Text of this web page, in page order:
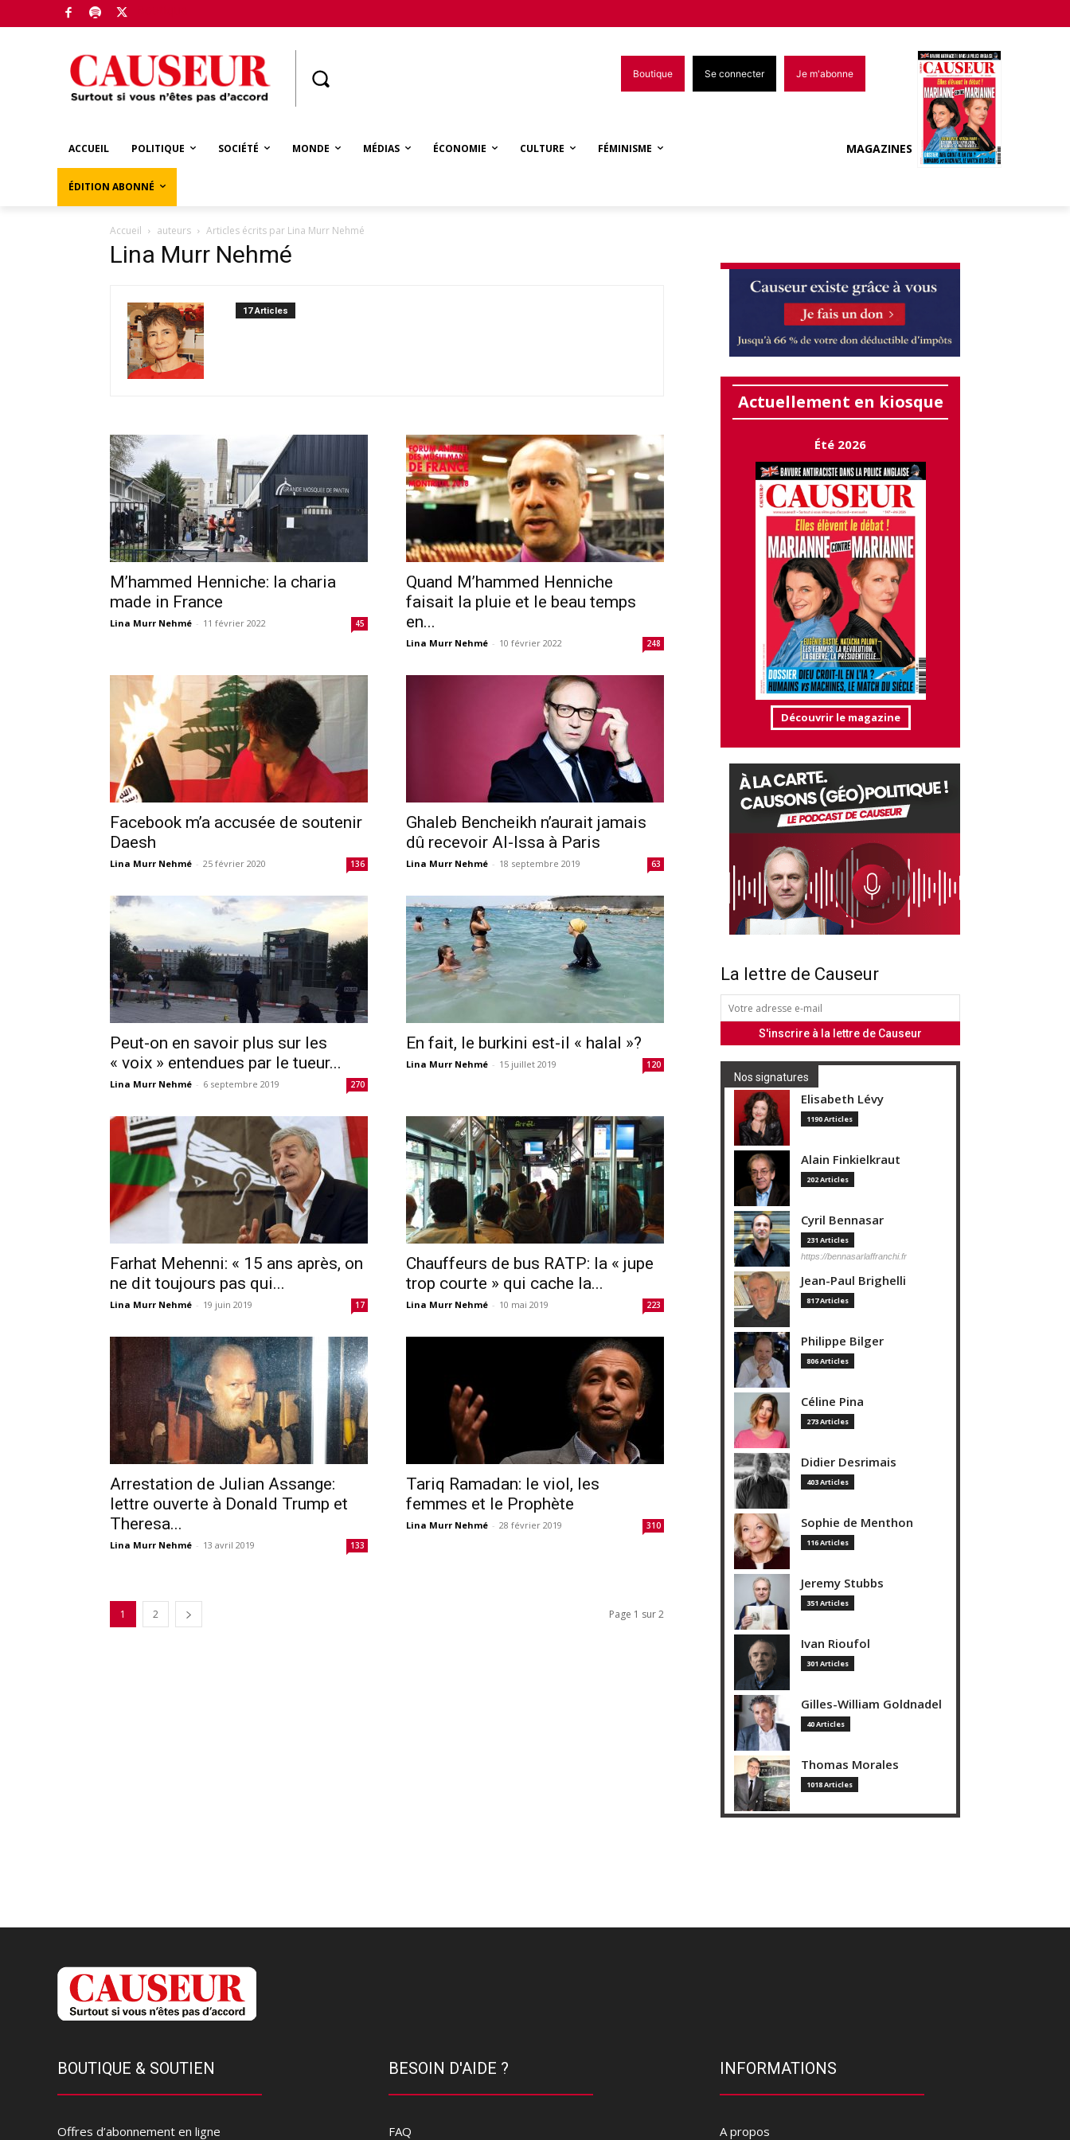
Boutique Se connecter Je m'abonne
ACCUEIL POLITIQUE SOCIÉTÉ MONDE MÉDIAS ÉCONOMIE CULTURE FÉMINISME
ÉDITION ABONNÉ
MAGAZINES
Accueil auteurs Articles écrits par Lina Murr Nehmé
Lina Murr Nehmé
17 Articles
M’hammed Henniche: la charia
made in France
Lina Murr Nehmé - 11 février 2022 45
Quand M’hammed Henniche
faisait la pluie et le beau temps
en...
Lina Murr Nehmé - 10 février 2022 248
Facebook m’a accusée de soutenir
Daesh
Lina Murr Nehmé - 25 février 2020 136
Ghaleb Bencheikh n’aurait jamais
dû recevoir Al-Issa à Paris
Lina Murr Nehmé - 18 septembre 2019 63
Peut-on en savoir plus sur les
« voix » entendues par le tueur...
Lina Murr Nehmé - 6 septembre 2019 270
En fait, le burkini est-il « halal »?
Lina Murr Nehmé - 15 juillet 2019 120
Farhat Mehenni: « 15 ans après, on
ne dit toujours pas qui...
Lina Murr Nehmé - 19 juin 2019 17
Chauffeurs de bus RATP: la « jupe
trop courte » qui cache la...
Lina Murr Nehmé - 10 mai 2019 223
Arrestation de Julian Assange:
lettre ouverte à Donald Trump et
Theresa...
Lina Murr Nehmé - 13 avril 2019 133
Tariq Ramadan: le viol, les
femmes et le Prophète
Lina Murr Nehmé - 28 février 2019 310
1 2 Page 1 sur 2
Actuellement en kiosque
Été 2026
Découvrir le magazine
La lettre de Causeur
Nos signatures
Elisabeth Lévy
1190 Articles
Alain Finkielkraut
202 Articles
Cyril Bennasar
231 Articles
https://bennasarlaffranchi.fr
Jean-Paul Brighelli
817 Articles
Philippe Bilger
806 Articles
Céline Pina
273 Articles
Didier Desrimais
403 Articles
Sophie de Menthon
116 Articles
Jeremy Stubbs
351 Articles
Ivan Rioufol
301 Articles
Gilles-William Goldnadel
40 Articles
Thomas Morales
1018 Articles
BOUTIQUE & SOUTIEN
Offres d’abonnement en ligne
BESOIN D'AIDE ?
FAQ
INFORMATIONS
A propos